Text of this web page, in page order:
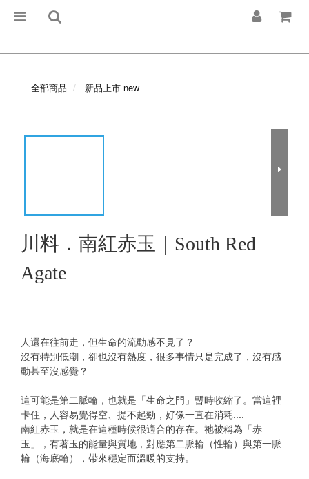
全部商品 新品上市 new
川料．南紅赤玉｜South Red
Agate
人還在往前走，但生命的流動感不見了？
沒有特別低潮，卻也沒有熱度，很多事情只是完成了，沒有感
動甚至沒感覺？
這可能是第二脈輪，也就是「生命之門」暫時收縮了。當這裡
卡住，人容易覺得空、提不起勁，好像一直在消耗....
南紅赤玉，就是在這種時候很適合的存在。祂被稱為「赤
玉」，有著玉的能量與質地，對應第二脈輪（性輪）與第一脈
輪（海底輪），帶來穩定而溫暖的支持。